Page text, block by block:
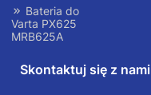
Bateria do
Varta PX625
MRB625A
Skontaktuj się z nami